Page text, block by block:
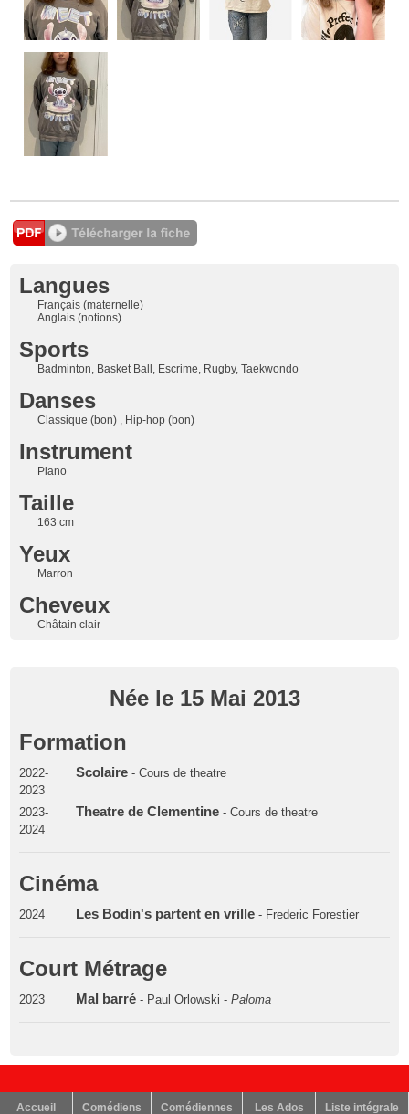
Langues
Français (maternelle)
Anglais (notions)
Sports
Badminton, Basket Ball, Escrime, Rugby, Taekwondo
Danses
Classique (bon) , Hip-hop (bon)
Instrument
Piano
Taille
163 cm
Yeux
Marron
Cheveux
Châtain clair
Née le 15 Mai 2013
Formation
2022-
2023
Scolaire- Cours de theatre
2023-
2024
Theatre de Clementine- Cours de theatre
Cinéma
2024 Les Bodin's partent en vrille- Frederic Forestier
Court Métrage
2023 Mal barré- Paul Orlowski - Paloma
Accueil Comédiens Comédiennes Les Ados Liste intégrale